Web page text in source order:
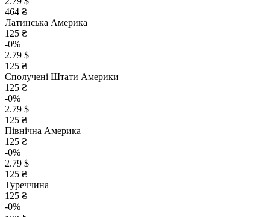
464 ₴
Латинська Америка
125 ₴
-0%
2.79 $
125 ₴
Сполучені Штати Америки
125 ₴
-0%
2.79 $
125 ₴
Північна Америка
125 ₴
-0%
2.79 $
125 ₴
Туреччина
125 ₴
-0%